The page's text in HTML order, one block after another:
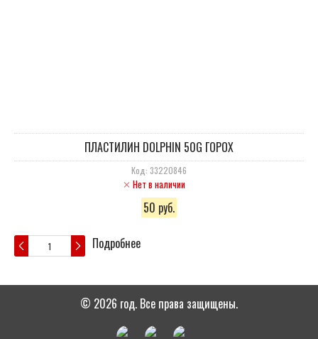
ПЛАСТИЛИН DOLPHIN 50G ГОРОХ
Код: 33220846
Нет в наличии
50 руб.
Подробнее
© 2026 год. Все права защищены.